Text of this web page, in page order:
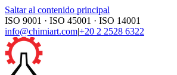
Saltar al contenido principal
ISO 9001 · ISO 45001 · ISO 14001
info@chimiart.com|+20 2 2528 6322